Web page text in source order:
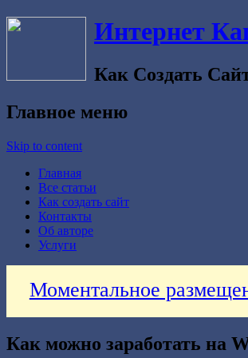
Интернет
Как Создать
Главное меню
Skip to content
Главная
Все статьи
Как создать сайт
Контакты
Об авторе
Услуги
Моментальное
Как можно заработать на